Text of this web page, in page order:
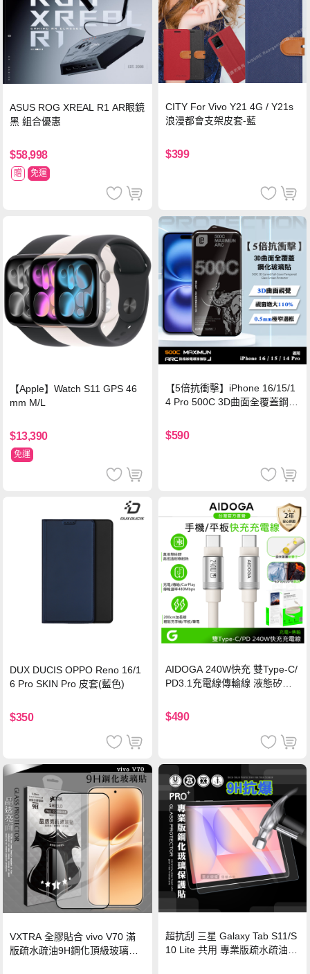
ASUS ROG XREAL R1 AR眼鏡
黑 組合優惠
$58,998
贈 免運
CITY For Vivo Y21 4G / Y21s
浪漫都會支架皮套-藍
$399
【Apple】Watch S11 GPS 46
mm M/L
$13,390
免運
【5倍抗衝擊】iPhone 16/15/1
4 Pro 500C 3D曲面全覆蓋鋼化
保護貼
$590
DUX DUCIS OPPO Reno 16/1
6 Pro SKIN Pro 皮套(藍色)
$350
AIDOGA 240W快充 雙Type-C/
PD3.1充電線傳輸線 液態矽膠
機/平板/筆電
$490
VXTRA 全膠貼合 vivo V70 滿
版疏水疏油9H鋼化頂級玻璃貼
超抗刮 三星 Galaxy Tab S11/S
10 Lite 共用 專業版疏水疏油9